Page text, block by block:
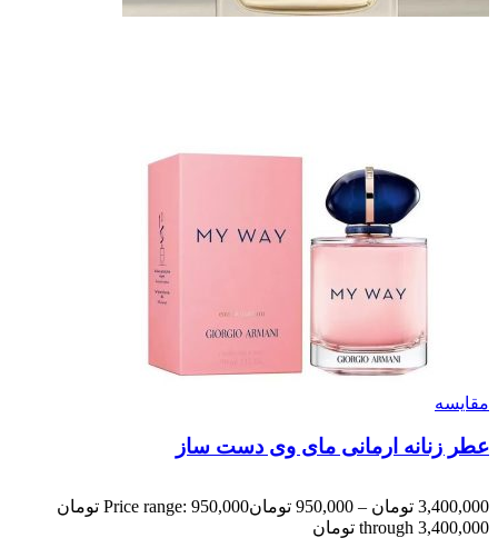
مقایسه
عطر زنانه ارمانی مای وی دست ساز
3,400,000 تومان –
950,000 تومان
Price range: 950,000 تومان
through 3,400,000 تومان